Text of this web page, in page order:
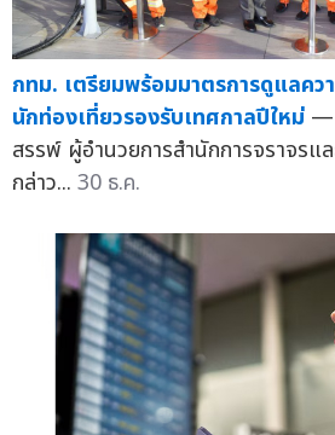
กทม. เตรียมพร้อมมาตรการดูแลคว
นักท่องเที่ยวรองรับเทศกาลปีใหม่ —
สรรพ์ ผู้อำนวยการสำนักการจราจรแ
กล่าว... 30 ธ.ค.